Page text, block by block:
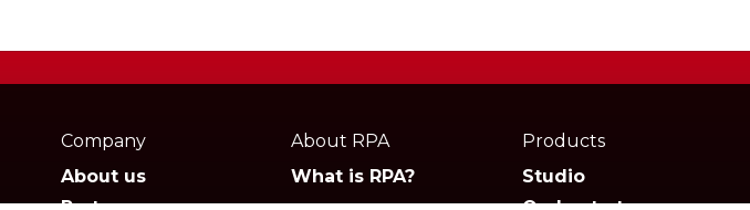
Company
About us
About RPA
What is RPA?
Products
Studio